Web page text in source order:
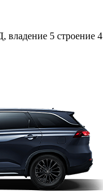
5 строение 4